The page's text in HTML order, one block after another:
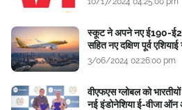
स्कूट ने अपने नए ई190-ई2
सहित नए दक्षिण पूर्व
3/06/2024 02:26:00 pm
वीएफएस ग्लोबल को
नई इंडोनेशिया ई-वीजा ऑन